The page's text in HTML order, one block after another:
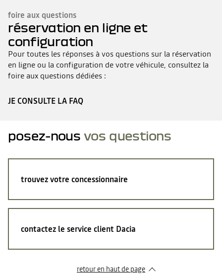
foire aux questions
réservation en ligne et
configuration
Pour toutes les réponses à vos questions sur la réservation
en ligne ou la configuration de votre véhicule, consultez la
foire aux questions dédiées :
JE CONSULTE LA FAQ
posez-nous vos questions
trouvez votre concessionnaire
contactez le service client Dacia
retour en haut de page​